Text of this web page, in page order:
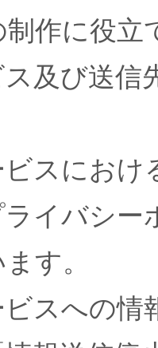
制作に役立
及び送信
スにお
イバシ
す。
スへの